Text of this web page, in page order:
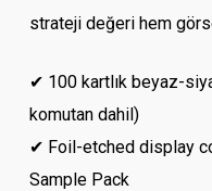
strateji değeri hem
✔ 100 kartlık beyaz-
komutan dahil)
✔ Foil-etched display
Sample Pack